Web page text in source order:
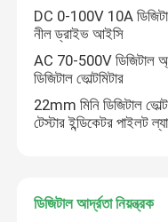
খবর
মামলা
ব্লগ
DC 0-100V 10A
নীল ড্রাইভ আইসি
AC 70-500V ডিজিটাল
ডিজিটাল ভোল্টমিটার
22mm মিনি ডিজিটাল
টেস্টার ইন্ডিকেটর পাইলট
ডিজিটাল আর্দ্রতা নিয়ন্ত্রক